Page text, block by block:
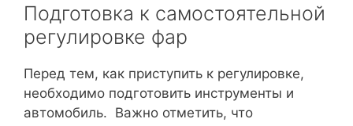
Подготовка к самостоятельной
регулировке фар
Перед тем, как приступить к регулировке,
необходимо подготовить инструменты и
автомобиль. Важно отметить, что